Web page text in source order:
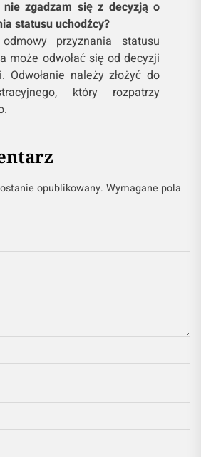
zgadzam się z decyzją o
statusu uchodźcy?
przyznania statusu
może odwołać się od decyzji
należy złożyć do
który rozpatrzy
opublikowany. Wymagane pola